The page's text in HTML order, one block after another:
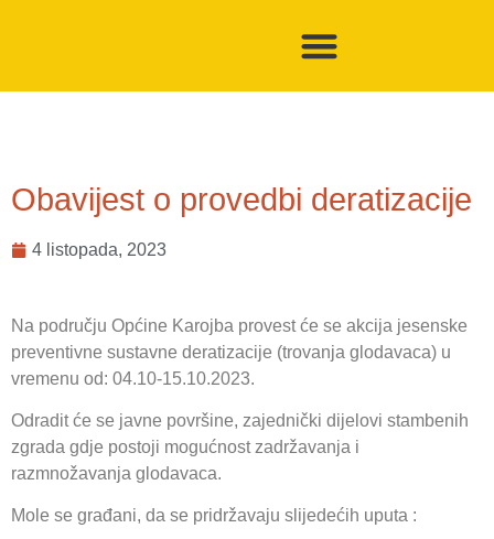
Obavijest o provedbi deratizacije
4 listopada, 2023
Na području Općine Karojba provest će se akcija jesenske
preventivne sustavne deratizacije (trovanja glodavaca) u
vremenu od: 04.10-15.10.2023.
Odradit će se javne površine, zajednički dijelovi stambenih
zgrada gdje postoji mogućnost zadržavanja i
razmnožavanja glodavaca.
Mole se građani, da se pridržavaju slijedećih uputa :